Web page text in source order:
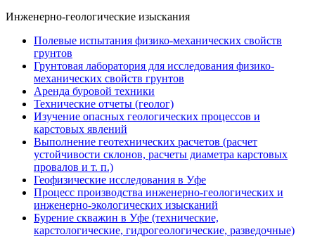
Инженерно-геологические изыскания
Полевые испытания физико-механических свойств
грунтов
Грунтовая лаборатория для исследования физико-
механических свойств грунтов
Аренда буровой техники
Технические отчеты (геолог)
Изучение опасных геологических процессов и
карстовых явлений
Выполнение геотехнических расчетов (расчет
устойчивости склонов, расчеты диаметра карстовых
провалов и т. п.)
Геофизические исследования в Уфе
Процесс производства инженерно-геологических и
инженерно-экологических изысканий
Бурение скважин в Уфе (технические,
карстологические, гидрогеологические, разведочные)